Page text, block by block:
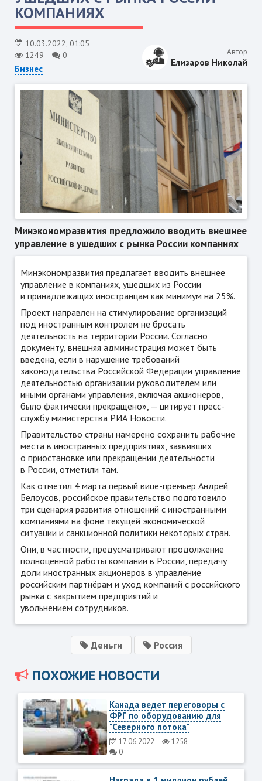
КОМПАНИЯХ
10.03.2022, 01:05
1249
0
Бизнес
Автор
Елизаров Николай
Минэкономразвития предложило вводить внешнее
управление в ушедших с рынка России компаниях
Минэкономразвития предлагает вводить внешнее
управление в компаниях, ушедших из России
и принадлежащих иностранцам как минимум на 25%.
Проект направлен на стимулирование организаций
под иностранным контролем не бросать
деятельность на территории России. Согласно
документу, внешняя администрация может быть
введена, если в нарушение требований
законодательства Российской Федерации управление
деятельностью организации руководителем или
иными органами управления, включая акционеров,
было фактически прекращено», — цитирует пресс-
службу министерства РИА Новости.
Правительство страны намерено сохранить рабочие
места в иностранных предприятиях, заявивших
о приостановке или прекращении деятельности
в России, отметили там.
Как отметил 4 марта первый вице-премьер Андрей
Белоусов, российское правительство подготовило
три сценария развития отношений с иностранными
компаниями на фоне текущей экономической
ситуации и санкционной политики некоторых стран.
Они, в частности, предусматривают продолжение
полноценной работы компании в России, передачу
доли иностранных акционеров в управление
российским партнёрам и уход компаний с российского
рынка с закрытием предприятий и
увольнением сотрудников.
Деньги Россия
ПОХОЖИЕ НОВОСТИ
Канада ведет переговоры с
ФРГ по оборудованию для
"Северного потока"
17.06.2022
1258
0